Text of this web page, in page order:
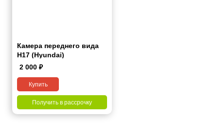
Камера переднего вида
H17 (Hyundai)
2 000 ₽
Купить
Получить в рассрочку